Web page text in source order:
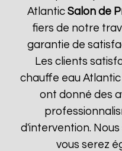
AtlanticSalon de
fiers de notre
garantie de
Les clients
chauffe eau
ont donné des
d'intervention.
vous serez